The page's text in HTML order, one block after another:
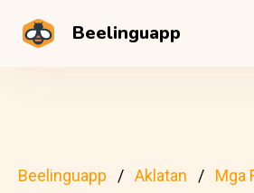
Beelinguapp
Beelinguapp Aklatan
Mga